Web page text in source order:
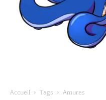
Accueil Tags Amures